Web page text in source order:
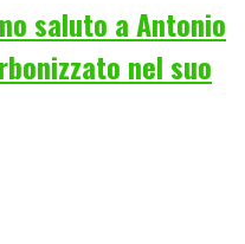
saluto a Antonio
nel suo